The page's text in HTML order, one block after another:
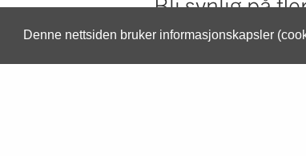
Denne nettsiden bruker informasjonskapsler
I tillegg til den moderne
komme i gang med